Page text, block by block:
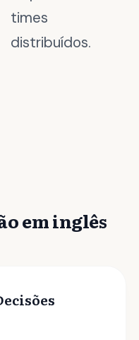
times
distribuídos.
em inglês